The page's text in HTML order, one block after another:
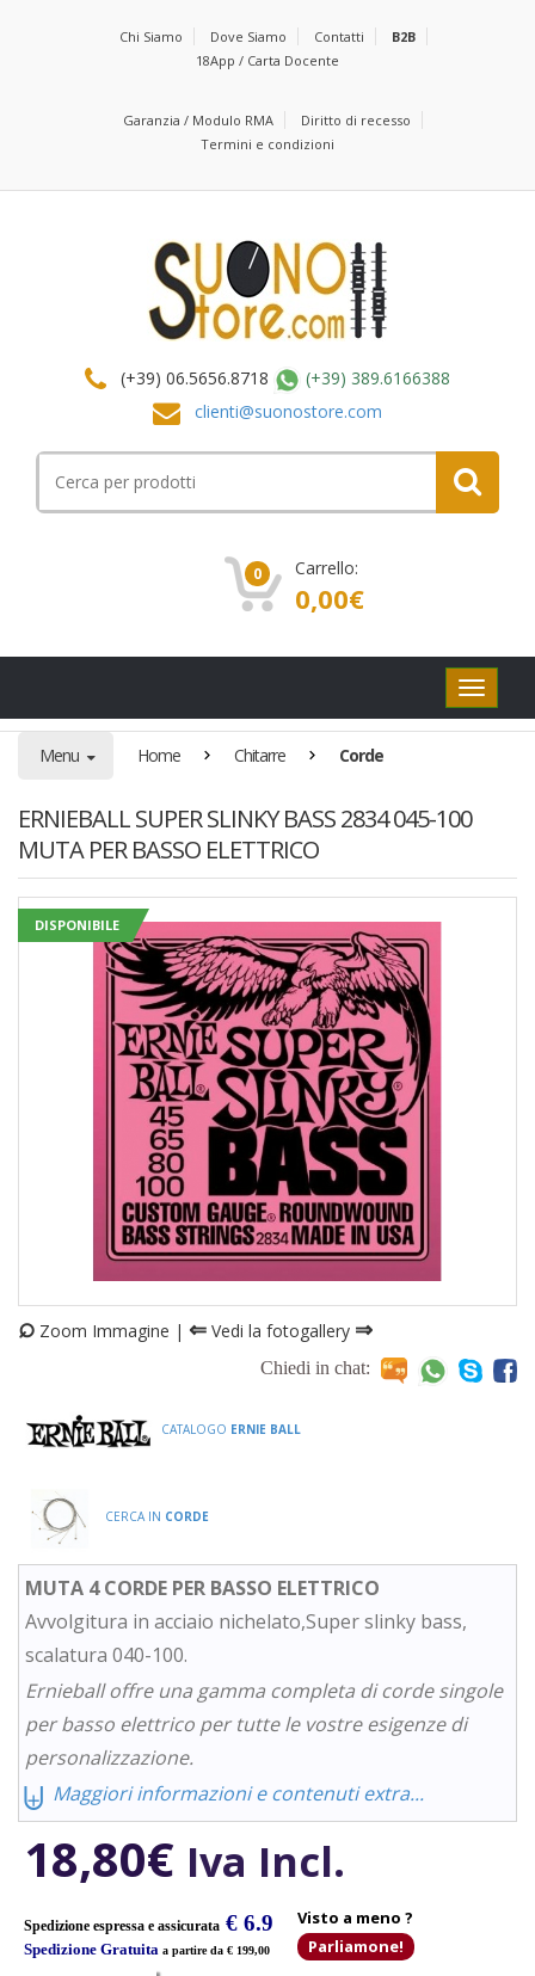
Chi Siamo Dove Siamo Contatti
B2B
18App / Carta Docente
Garanzia / Modulo RMA
Diritto di recesso
Termini e condizioni
(+39) 06.5656.8718
(+39) 389.6166388
clienti@suonostore.com
per:
0 Carrello:
0,00€
Pulsanti
di
Menu Home Chitarre Corde
ERNIEBALL SUPER SLINKY BASS 2834 045-100
MUTA PER BASSO ELETTRICO
DISPONIBILE
⌕ Zoom Immagine | ⇐ Vedi la fotogallery ⇒
Chiedi in chat:
CATALOGO ERNIE BALL
CERCA IN CORDE
MUTA 4 CORDE PER BASSO ELETTRICO
Avvolgitura in acciaio nichelato,Super slinky bass,
scalatura 040-100.
Ernieball offre una gamma completa di corde singole
per basso elettrico per tutte le vostre esigenze di
personalizzazione.
⨄ Maggiori informazioni e contenuti extra...
18,80€ Iva Incl.
Spedizione espressa e assicurata € 6.9
Spedizione Gratuita a partire da € 199,00
Visto a meno ?
Parliamone!